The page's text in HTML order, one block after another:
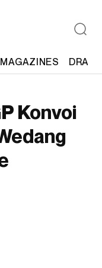
MAGAZINES
Konvoi